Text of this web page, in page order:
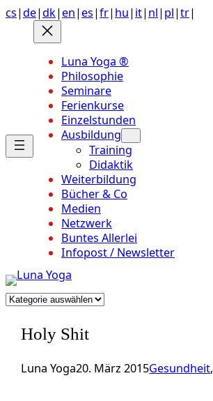
Anchor
Zum
Inhalt
springen
cs|de|dk| en| es|fr| hu| it| nl| pl|tr|
Luna Yoga ®
Philosophie
Seminare
Ferienkurse
Einzelstunden
Ausbildung
Training
Didaktik
Weiterbildung
Bücher & Co
Medien
Netzwerk
Buntes Allerlei
Infopost / Newsletter
Kategorien
Holy Shit
Luna Yoga20. März 2015Gesundheit,